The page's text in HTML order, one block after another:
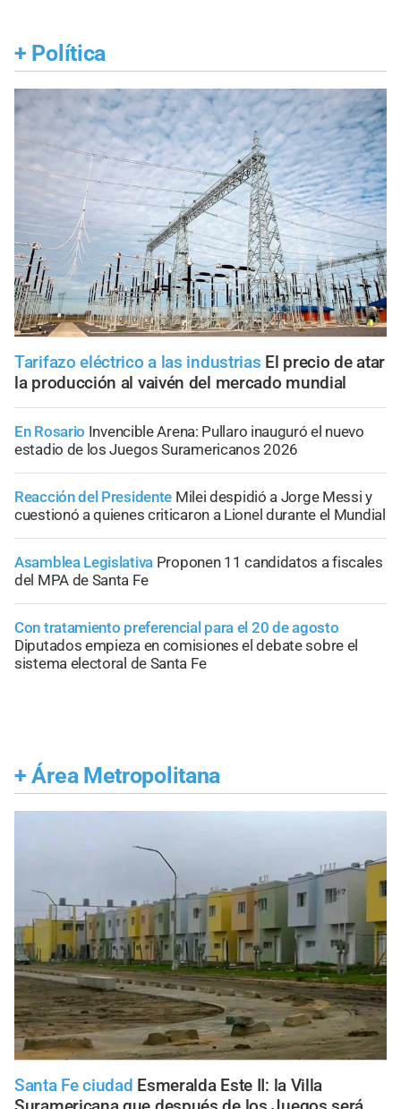
+ Política
Tarifazo eléctrico a las industrias El precio de atar
la producción al vaivén del mercado mundial
En Rosario Invencible Arena: Pullaro inauguró el nuevo
estadio de los Juegos Suramericanos 2026
Reacción del Presidente Milei despidió a Jorge Messi y
cuestionó a quienes criticaron a Lionel durante el Mundial
Asamblea Legislativa Proponen 11 candidatos a fiscales
del MPA de Santa Fe
Con tratamiento preferencial para el 20 de agosto
Diputados empieza en comisiones el debate sobre el
sistema electoral de Santa Fe
+ Área Metropolitana
Santa Fe ciudad Esmeralda Este II: la Villa